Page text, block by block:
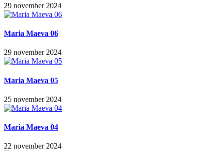
29 november 2024
Maria Maeva 06
29 november 2024
Maria Maeva 05
25 november 2024
Maria Maeva 04
22 november 2024